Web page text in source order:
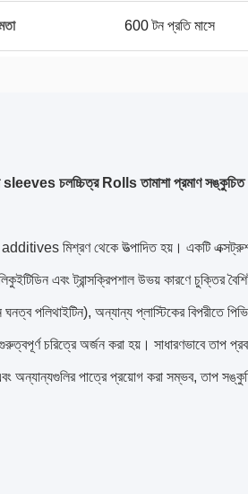
600 টন প্রতি মাসে
sleeves চলচ্চিত্র Rolls তামাশা প্রমাণ
additives মিশ্রণ থেকে উত্পাদিত হয়। একটি
এবং ট্রান্সক্রিপশাল উভয় কারণে চুক্তির
পলিথাইটিন), অন্যান্য প্লাস্টিকের বিপরীতে
চরিত্রে অর্জন করা হয়। সাধারণভাবে তাপ
অন্যান্যগুলির পাত্রে প্রয়োগ করা সম্ভব, তাপ